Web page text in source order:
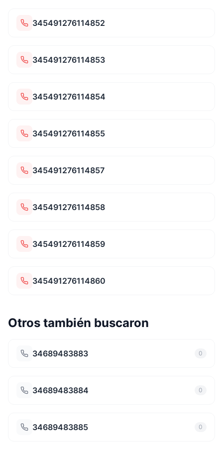
345491276114852
345491276114853
345491276114854
345491276114855
345491276114857
345491276114858
345491276114859
345491276114860
Otros también buscaron
34689483883 0
34689483884 0
34689483885 0